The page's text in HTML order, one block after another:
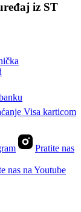
iz ST
Visa karticom
Pratite nas
nas na Youtube